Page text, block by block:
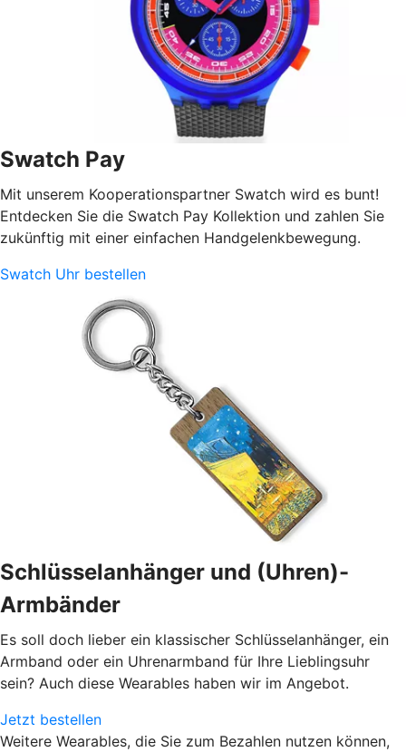
Swatch Pay
Mit unserem Kooperationspartner Swatch wird es bunt!
Entdecken Sie die Swatch Pay Kollektion und zahlen Sie
zukünftig mit einer einfachen Handgelenkbewegung.
Swatch Uhr bestellen
Schlüsselanhänger und (Uhren)-
Armbänder
Es soll doch lieber ein klassischer Schlüsselanhänger, ein
Armband oder ein Uhrenarmband für Ihre Lieblingsuhr
sein? Auch diese Wearables haben wir im Angebot.
Jetzt bestellen
Weitere Wearables, die Sie zum Bezahlen nutzen können,